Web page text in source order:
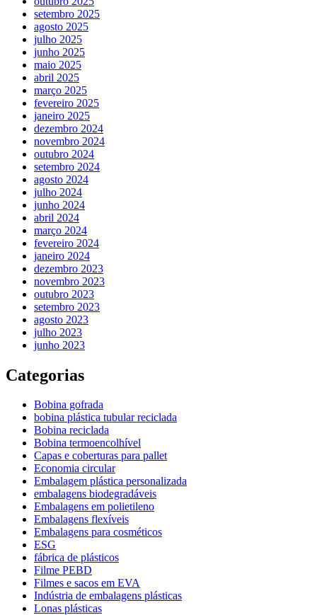
setembro 2025
agosto 2025
julho 2025
junho 2025
maio 2025
abril 2025
março 2025
fevereiro 2025
janeiro 2025
dezembro 2024
novembro 2024
outubro 2024
setembro 2024
agosto 2024
julho 2024
junho 2024
abril 2024
março 2024
fevereiro 2024
janeiro 2024
dezembro 2023
novembro 2023
outubro 2023
setembro 2023
agosto 2023
julho 2023
junho 2023
Categorias
Bobina gofrada
bobina plástica tubular reciclada
Bobina reciclada
Bobina termoencolhível
Capas e coberturas para pallet
Economia circular
Embalagem plástica personalizada
embalagens biodegradáveis
Embalagens em polietileno
Embalagens flexíveis
Embalagens para cosméticos
ESG
fábrica de plásticos
Filme PEBD
Filmes e sacos em EVA
Indústria de embalagens plásticas
Lonas plásticas